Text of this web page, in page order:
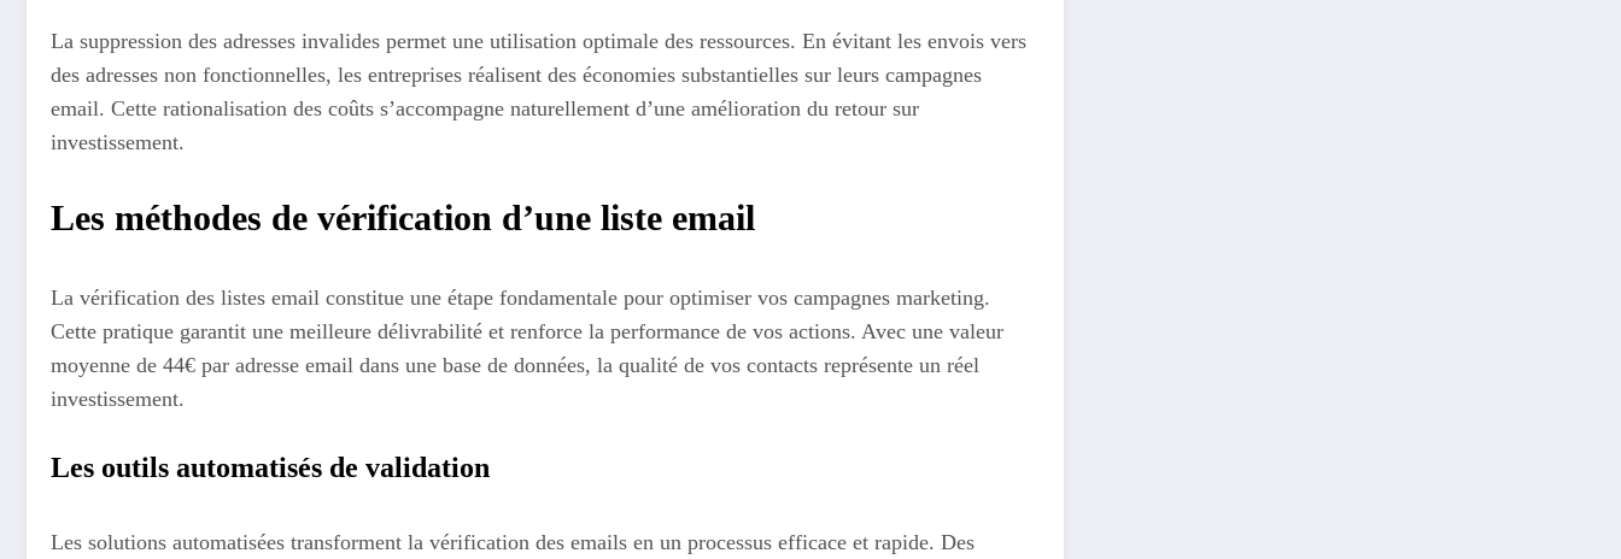
La suppression des adresses invalides permet une utilisation optimale des ressources. En évitant les envois vers
des adresses non fonctionnelles, les entreprises réalisent des économies substantielles sur leurs campagnes
email. Cette rationalisation des coûts s’accompagne naturellement d’une amélioration du retour sur
investissement.
Les méthodes de vérification d’une liste email
La vérification des listes email constitue une étape fondamentale pour optimiser vos campagnes marketing.
Cette pratique garantit une meilleure délivrabilité et renforce la performance de vos actions. Avec une valeur
moyenne de 44€ par adresse email dans une base de données, la qualité de vos contacts représente un réel
investissement.
Les outils automatisés de validation
Les solutions automatisées transforment la vérification des emails en un processus efficace et rapide. Des